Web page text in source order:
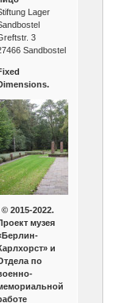
Lager
3
Sandbostel
© 2015-2022.
музея
и
по